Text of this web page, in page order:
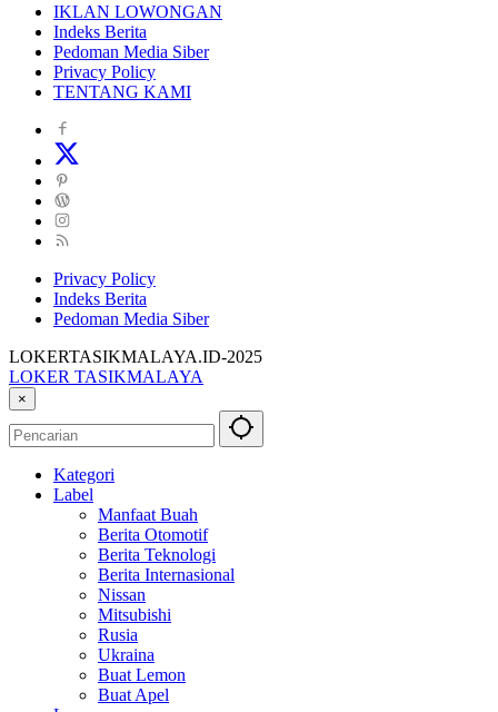
IKLAN LOWONGAN
Indeks Berita
Pedoman Media Siber
Privacy Policy
TENTANG KAMI
Privacy Policy
Indeks Berita
Pedoman Media Siber
LOKERTASIKMALAYA.ID-2025
LOKER TASIKMALAYA
Info
Lowongan
Kerja
Sekitarna
×
Kategori
Label
Manfaat Buah
Berita Otomotif
Berita Teknologi
Berita Internasional
Nissan
Mitsubishi
Rusia
Ukraina
Buat Lemon
Buat Apel